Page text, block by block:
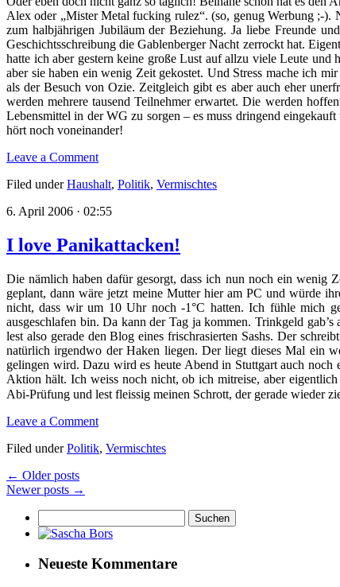
Alex oder „Mister Metal fucking rulez“. (so, genug Werbung ;-).
zum halbjährigen Jubiläum der Beziehung. Ja liebe Freunde
Geschichtsschreibung die Gablenberger Nacht zerrockt hat.
hatte ich aber gestern keine große Lust auf allzu viele Leute
aber sie haben ein wenig Zeit gekostet. Und Stress mache ich
als der Besuch von Ozie. Zeitgleich gibt es aber auch eher
werden mehrere tausend Teilnehmer erwartet. Die werden
Lebensmittel in der WG zu sorgen – es muss dringend
hört noch voneinander!
Leave a Comment
Filed underHaushalt, Politik, Vermischtes
6. April 2006 · 02:55
I love Panikattacken!
Die nämlich haben dafür gesorgt, dass ich nun noch ein wenig
geplant, dann wäre jetzt meine Mutter hier am PC und würde
nicht, dass wir um 10 Uhr noch -1°C hatten. Ich fühle mich
ausgeschlafen bin. Da kann der Tag ja kommen. Trinkgeld
lest also gerade den Blog eines frischrasierten Sashs. Der
natürlich irgendwo der Haken liegen. Der liegt dieses Mal ein
gelingen wird. Dazu wird es heute Abend in Stuttgart auch
Aktion hält. Ich weiss noch nicht, ob ich mitreise, aber
Abi-Prüfung und lest fleissig meinen Schrott, der gerade wieder
Leave a Comment
Filed underPolitik, Vermischtes
← Older posts
Newer posts →
nach:
Neueste Kommentare